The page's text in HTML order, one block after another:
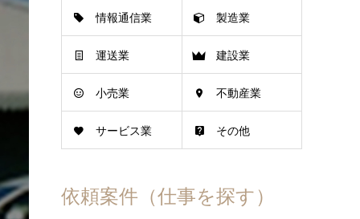
情報通信業 製造業
運送業 建設業
小売業 不動産業
サービス業 その他
依頼案件（仕事を探す）